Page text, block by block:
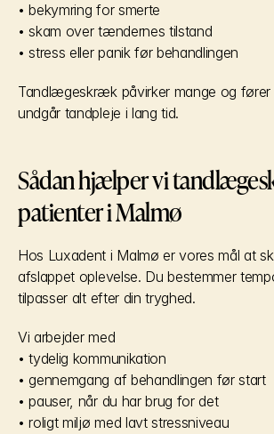
• bekymring for smerte
• skam over tændernes tilstand
• stress eller panik før behandlingen
Tandlægeskræk påvirker mange og
undgår tandpleje i lang tid.
Sådan hjælper vi
patienter i Malmø
Hos Luxadent i Malmø er vores mål at
afslappet oplevelse. Du bestemmer
tilpasser alt efter din tryghed.
Vi arbejder med
• tydelig kommunikation
• gennemgang af behandlingen før start
• pauser, når du har brug for det
• roligt miljø med lavt stressniveau